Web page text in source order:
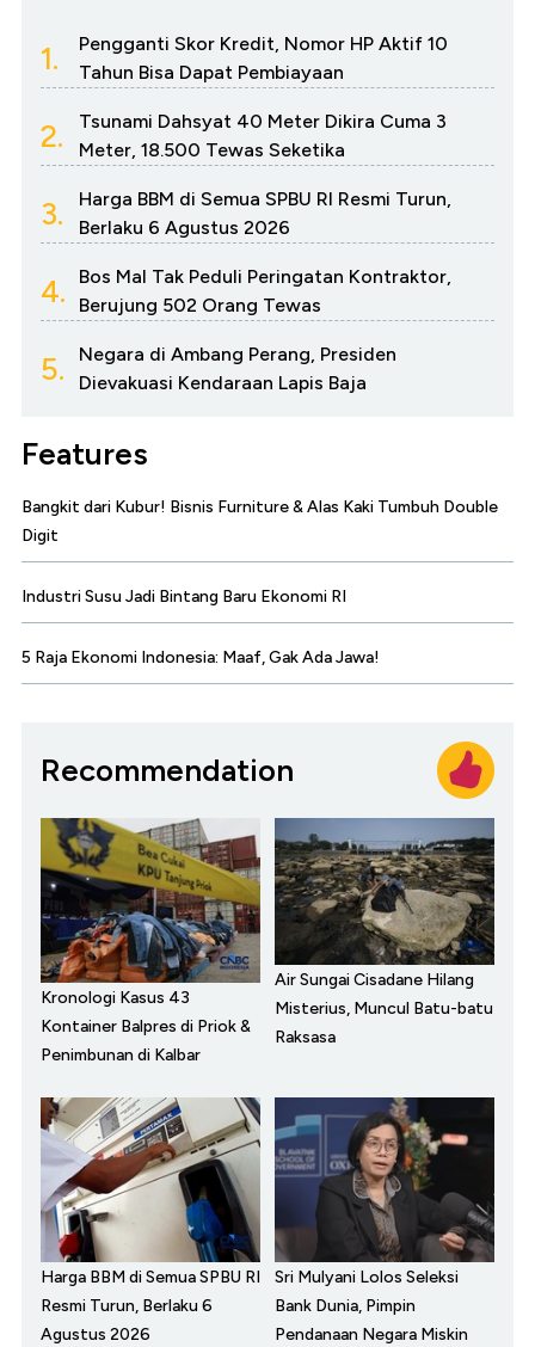
1.
Pengganti Skor Kredit, Nomor HP Aktif 10
Tahun Bisa Dapat Pembiayaan
2.
Tsunami Dahsyat 40 Meter Dikira Cuma 3
Meter, 18.500 Tewas Seketika
3.
Harga BBM di Semua SPBU RI Resmi Turun,
Berlaku 6 Agustus 2026
4.
Bos Mal Tak Peduli Peringatan Kontraktor,
Berujung 502 Orang Tewas
5.
Negara di Ambang Perang, Presiden
Dievakuasi Kendaraan Lapis Baja
Features
Bangkit dari Kubur! Bisnis Furniture & Alas Kaki Tumbuh Double
Digit
Industri Susu Jadi Bintang Baru Ekonomi RI
5 Raja Ekonomi Indonesia: Maaf, Gak Ada Jawa!
Recommendation
Kronologi Kasus 43
Kontainer Balpres di Priok &
Penimbunan di Kalbar
Air Sungai Cisadane Hilang
Misterius, Muncul Batu-batu
Raksasa
Harga BBM di Semua SPBU RI
Resmi Turun, Berlaku 6
Agustus 2026
Sri Mulyani Lolos Seleksi
Bank Dunia, Pimpin
Pendanaan Negara Miskin